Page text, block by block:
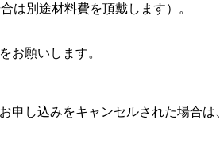
は別途材料費を頂戴します）。
お願いします。
し込みをキャンセルされた場合は